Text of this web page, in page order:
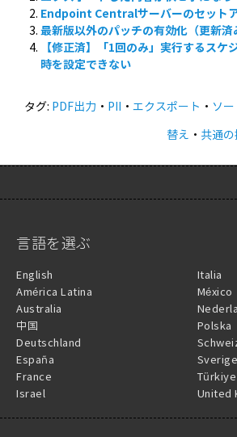
Endpoint Centralサーバーのセット
最新版以外のパッチの有効化（更新済
【修正済】「1回のみ」実行するスケ
時を設定できない
タグ: PDF出力 ・ PII ・エクスポート ・ ソー
替え ・ 共通
言語を選ぶ
English
América Latina
Australia
中国
Deutschland
España
France
Israel
Italia
México
Polska
Sverige
Türkiye
United